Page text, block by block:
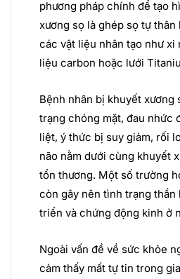
phương pháp chính để tạo
xương sọ là ghép sọ tự thân
các vật liệu nhân tạo như xi
liệu carbon hoặc lưới
Bệnh nhân bị khuyết xương
trạng chóng mặt, đau nhức
liệt, ý thức bị suy giảm, rối
não nằm dưới cùng khuyết
tổn thương. Một số trường
còn gây nên tình trạng thần
triển và chứng động kinh ở
Ngoài vấn đề về sức khỏe
cảm thấy mất tự tin trong